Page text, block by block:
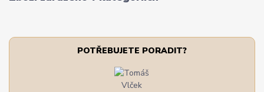
POTŘEBUJETE PORADIT?